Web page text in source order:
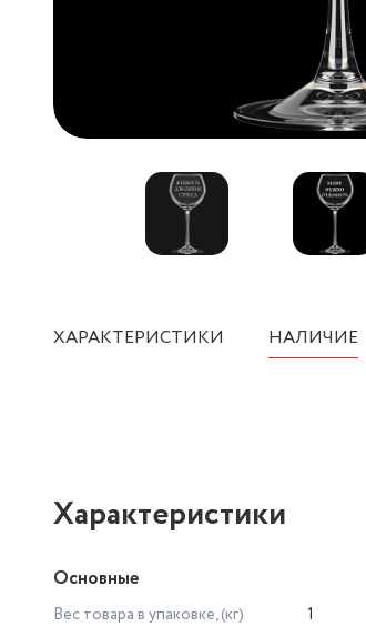
ХАРАКТЕРИСТИКИ НАЛИЧИЕ
Характеристики
Основные
Вес товара в упаковке, (кг)
1